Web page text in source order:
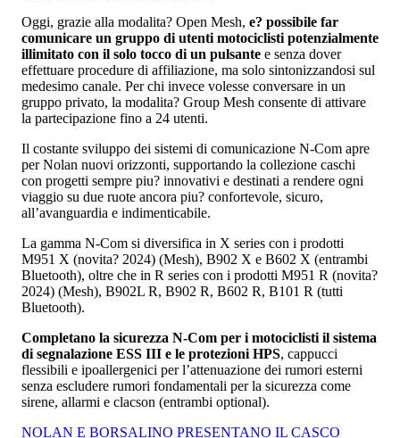
Oggi, grazie alla modalita? Open Mesh, e? possibile far
comunicare un gruppo di utenti motociclisti potenzialmente
illimitato con il solo tocco di un pulsante e senza dover
effettuare procedure di affiliazione, ma solo sintonizzandosi sul
medesimo canale. Per chi invece volesse conversare in un
gruppo privato, la modalita? Group Mesh consente di attivare
la partecipazione fino a 24 utenti.
Il costante sviluppo dei sistemi di comunicazione N-Com apre
per Nolan nuovi orizzonti, supportando la collezione caschi
con progetti sempre piu? innovativi e destinati a rendere ogni
viaggio su due ruote ancora piu? confortevole, sicuro,
all’avanguardia e indimenticabile.
La gamma N-Com si diversifica in X series con i prodotti
M951 X (novita? 2024) (Mesh), B902 X e B602 X (entrambi
Bluetooth), oltre che in R series con i prodotti M951 R (novita?
2024) (Mesh), B902L R, B902 R, B602 R, B101 R (tutti
Bluetooth).
Completano la sicurezza N-Com per i motociclisti il sistema
di segnalazione ESS III e le protezioni HPS, cappucci
flessibili e ipoallergenici per l’attenuazione dei rumori esterni
senza escludere rumori fondamentali per la sicurezza come
sirene, allarmi e clacson (entrambi optional).
NOLAN E BORSALINO PRESENTANO IL CASCO